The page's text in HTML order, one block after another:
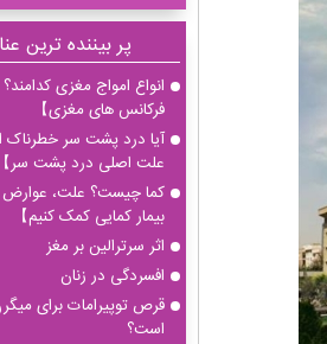
پر بیننده ترین
انواع امواج مغزی کدامند؟
فرکانس های مغزی】
علت اصلی درد پشت سر】
کما چیست؟ علت، عوارض
بیمار کمایی کمک کنیم】
اثر سرترالین بر مغز
افسردگی در زنان
قرص توپیرامات برای
است؟